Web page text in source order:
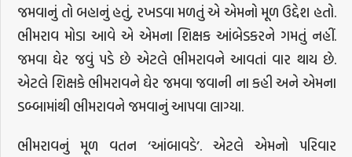
જમવાનું તો બહાનું હતું, રખડવા મળતું એ એમનો મૂળ ઉદ્દેશ હતો.
ભીમરાવ મોડા આવે એ એમના શિક્ષક આંબેડકરને ગમતું નહીં.
જમવા ઘેર જવું પડે છે એટલે ભીમરાવને આવતાં વાર થાય છે.
એટલે શિક્ષકે ભીમરાવને ઘેર જમવા જવાની ના કહી અને એમના
ડબ્બામાંથી ભીમરાવને જમવાનું આપવા લાગ્યા.
ભીમરાવનું મૂળ વતન ‘આંબાવડે’. એટલે એમનો પરિવાર